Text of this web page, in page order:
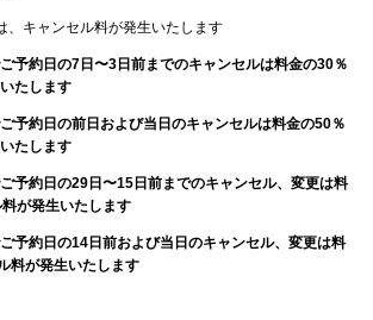
、キャンセル料が発生いたします
予約日の7日〜3日前までのキャンセルは料金の30％
たします
予約日の前日および当日のキャンセルは料金の50％
たします
予約日の29日〜15日前までのキャンセル、変更は料
が発生いたします
予約日の14日前および当日のキャンセル、変更は料
料が発生いたします